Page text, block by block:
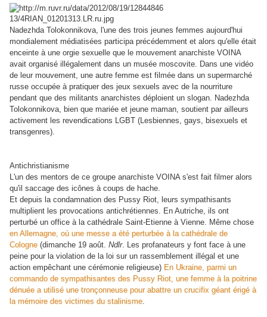
Nadezhda Tolokonnikova, l'une des trois jeunes femmes aujourd'hui
mondialement médiatisées participa précédemment et alors qu'elle était
enceinte à une orgie sexuelle que le mouvement anarchiste VOINA
avait organisé illégalement dans un musée moscovite. Dans une vidéo
de leur mouvement, une autre femme est filmée dans un supermarché
russe occupée à pratiquer des jeux sexuels avec de la nourriture
pendant que des militants anarchistes déploient un slogan. Nadezhda
Tolokonnikova, bien que mariée et jeune maman, soutient par ailleurs
activement les revendications LGBT (Lesbiennes, gays, bisexuels et
transgenres).
Antichristianisme
L'un des mentors de ce groupe anarchiste VOINA s'est fait filmer alors
qu'il saccage des icônes à coups de hache.
Et depuis la condamnation des Pussy Riot, leurs sympathisants
multiplient les provocations antichrétiennes. En Autriche, ils ont
perturbé un office à la cathédrale Saint-Etienne à Vienne. Même chose
en Allemagne, où une messe a été perturbée à la cathédrale de
Cologne (dimanche 19 août. Ndlr. Les profanateurs y font face à une
peine pour la violation de la loi sur un rassemblement illégal et une
action empêchant une cérémonie religieuse) En Ukraine, parmi un
commando de sympathisantes des Pussy Riot, une femme à la poitrine
dénuée a utilisé une tronçonneuse pour abattre un crucifix géant érigé à
la mémoire des victimes du stalinisme.